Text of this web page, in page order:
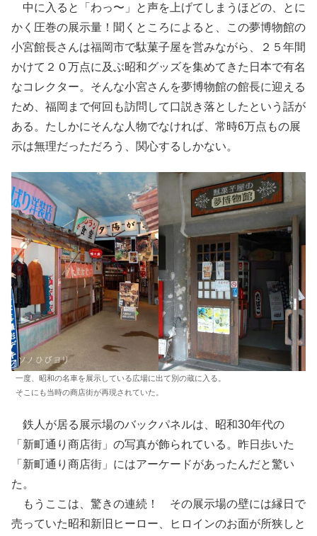
中に入ると「わっ〜」と声を上げてしまうほどの、とに
かく圧巻の展示量！聞くところによると、この夢博物館の
小宮館長さんは福岡市で駄菓子屋を営みながら、２５年間
かけて２０万点に及ぶ昭和グッズを集めてきた日本で有名
なコレクター。そんな小宮さんを夢博物館の館長に迎える
ため、福岡まで何回も訪問して口説き落としたという話が
ある。たしかにそんな人物でなければ、常時6万点もの展
示は無理だっただろう、関心するしかない。
一度、昭和の名車を展示している広場に出て別の蔵に入る。
そこにも当時の商店街が再現されていた。
鉄人が居る展示場のバックパネルは、昭和30年代の
「新町通り商店街」の写真が飾られている。昨日歩いた
「新町通り商店街」にはアーケードがあったんだと驚い
た。
もうここは、驚きの連続！ その展示場の壁には縁日で
売っていた昭和新旧ヒーロー、ヒロインのお面が所狭しと